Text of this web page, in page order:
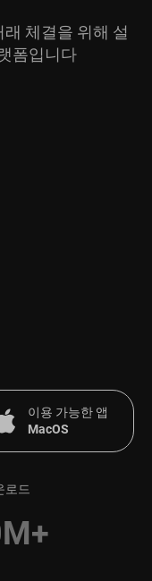
체결을 위해 설
폼입니다
이용 가능한 앱
MacOS
로드